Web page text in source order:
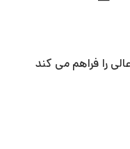
را فراهم می کند